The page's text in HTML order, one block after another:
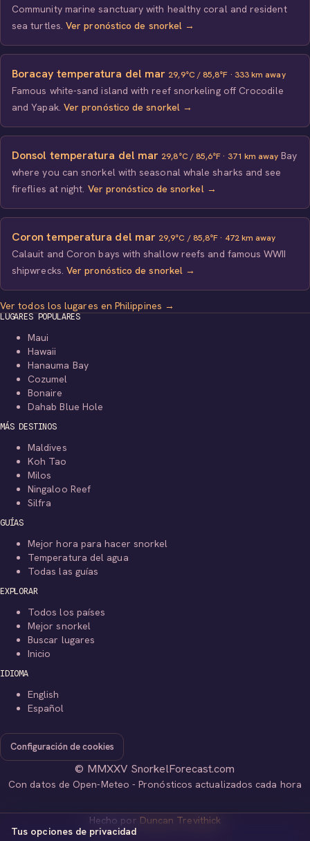
Community marine sanctuary with healthy coral and resident
sea turtles. Ver pronóstico de snorkel →
Boracay temperatura del mar 29,9°C / 85,8°F · 333 km away
Famous white-sand island with reef snorkeling off Crocodile
and Yapak. Ver pronóstico de snorkel →
Donsol temperatura del mar 29,8°C / 85,6°F · 371 km away Bay
where you can snorkel with seasonal whale sharks and see
fireflies at night. Ver pronóstico de snorkel →
Coron temperatura del mar 29,9°C / 85,8°F · 472 km away
Calauit and Coron bays with shallow reefs and famous WWII
shipwrecks. Ver pronóstico de snorkel →
Ver todos los lugares en Philippines →
Tus opciones de privacidad
LUGARES POPULARES
Maui
Hawaii
Hanauma Bay
Cozumel
Bonaire
Dahab Blue Hole
MÁS DESTINOS
Maldives
Koh Tao
Milos
Ningaloo Reef
Silfra
GUÍAS
Mejor hora para hacer snorkel
Temperatura del agua
Todas las guías
EXPLORAR
Todos los países
Mejor snorkel
Buscar lugares
Inicio
IDIOMA
English
Español
Configuración de cookies
© MMXXV SnorkelForecast.com
Con datos de Open-Meteo - Pronósticos actualizados cada hora
Hecho por Duncan Trevithick